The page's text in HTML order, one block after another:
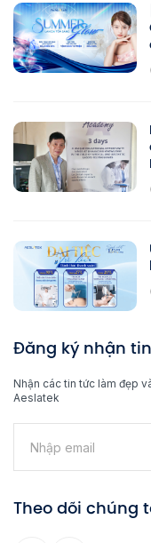
Đăng ký nhận tin
Nhận các tin tức làm đẹp
Aeslatek
Theo dõi chúng